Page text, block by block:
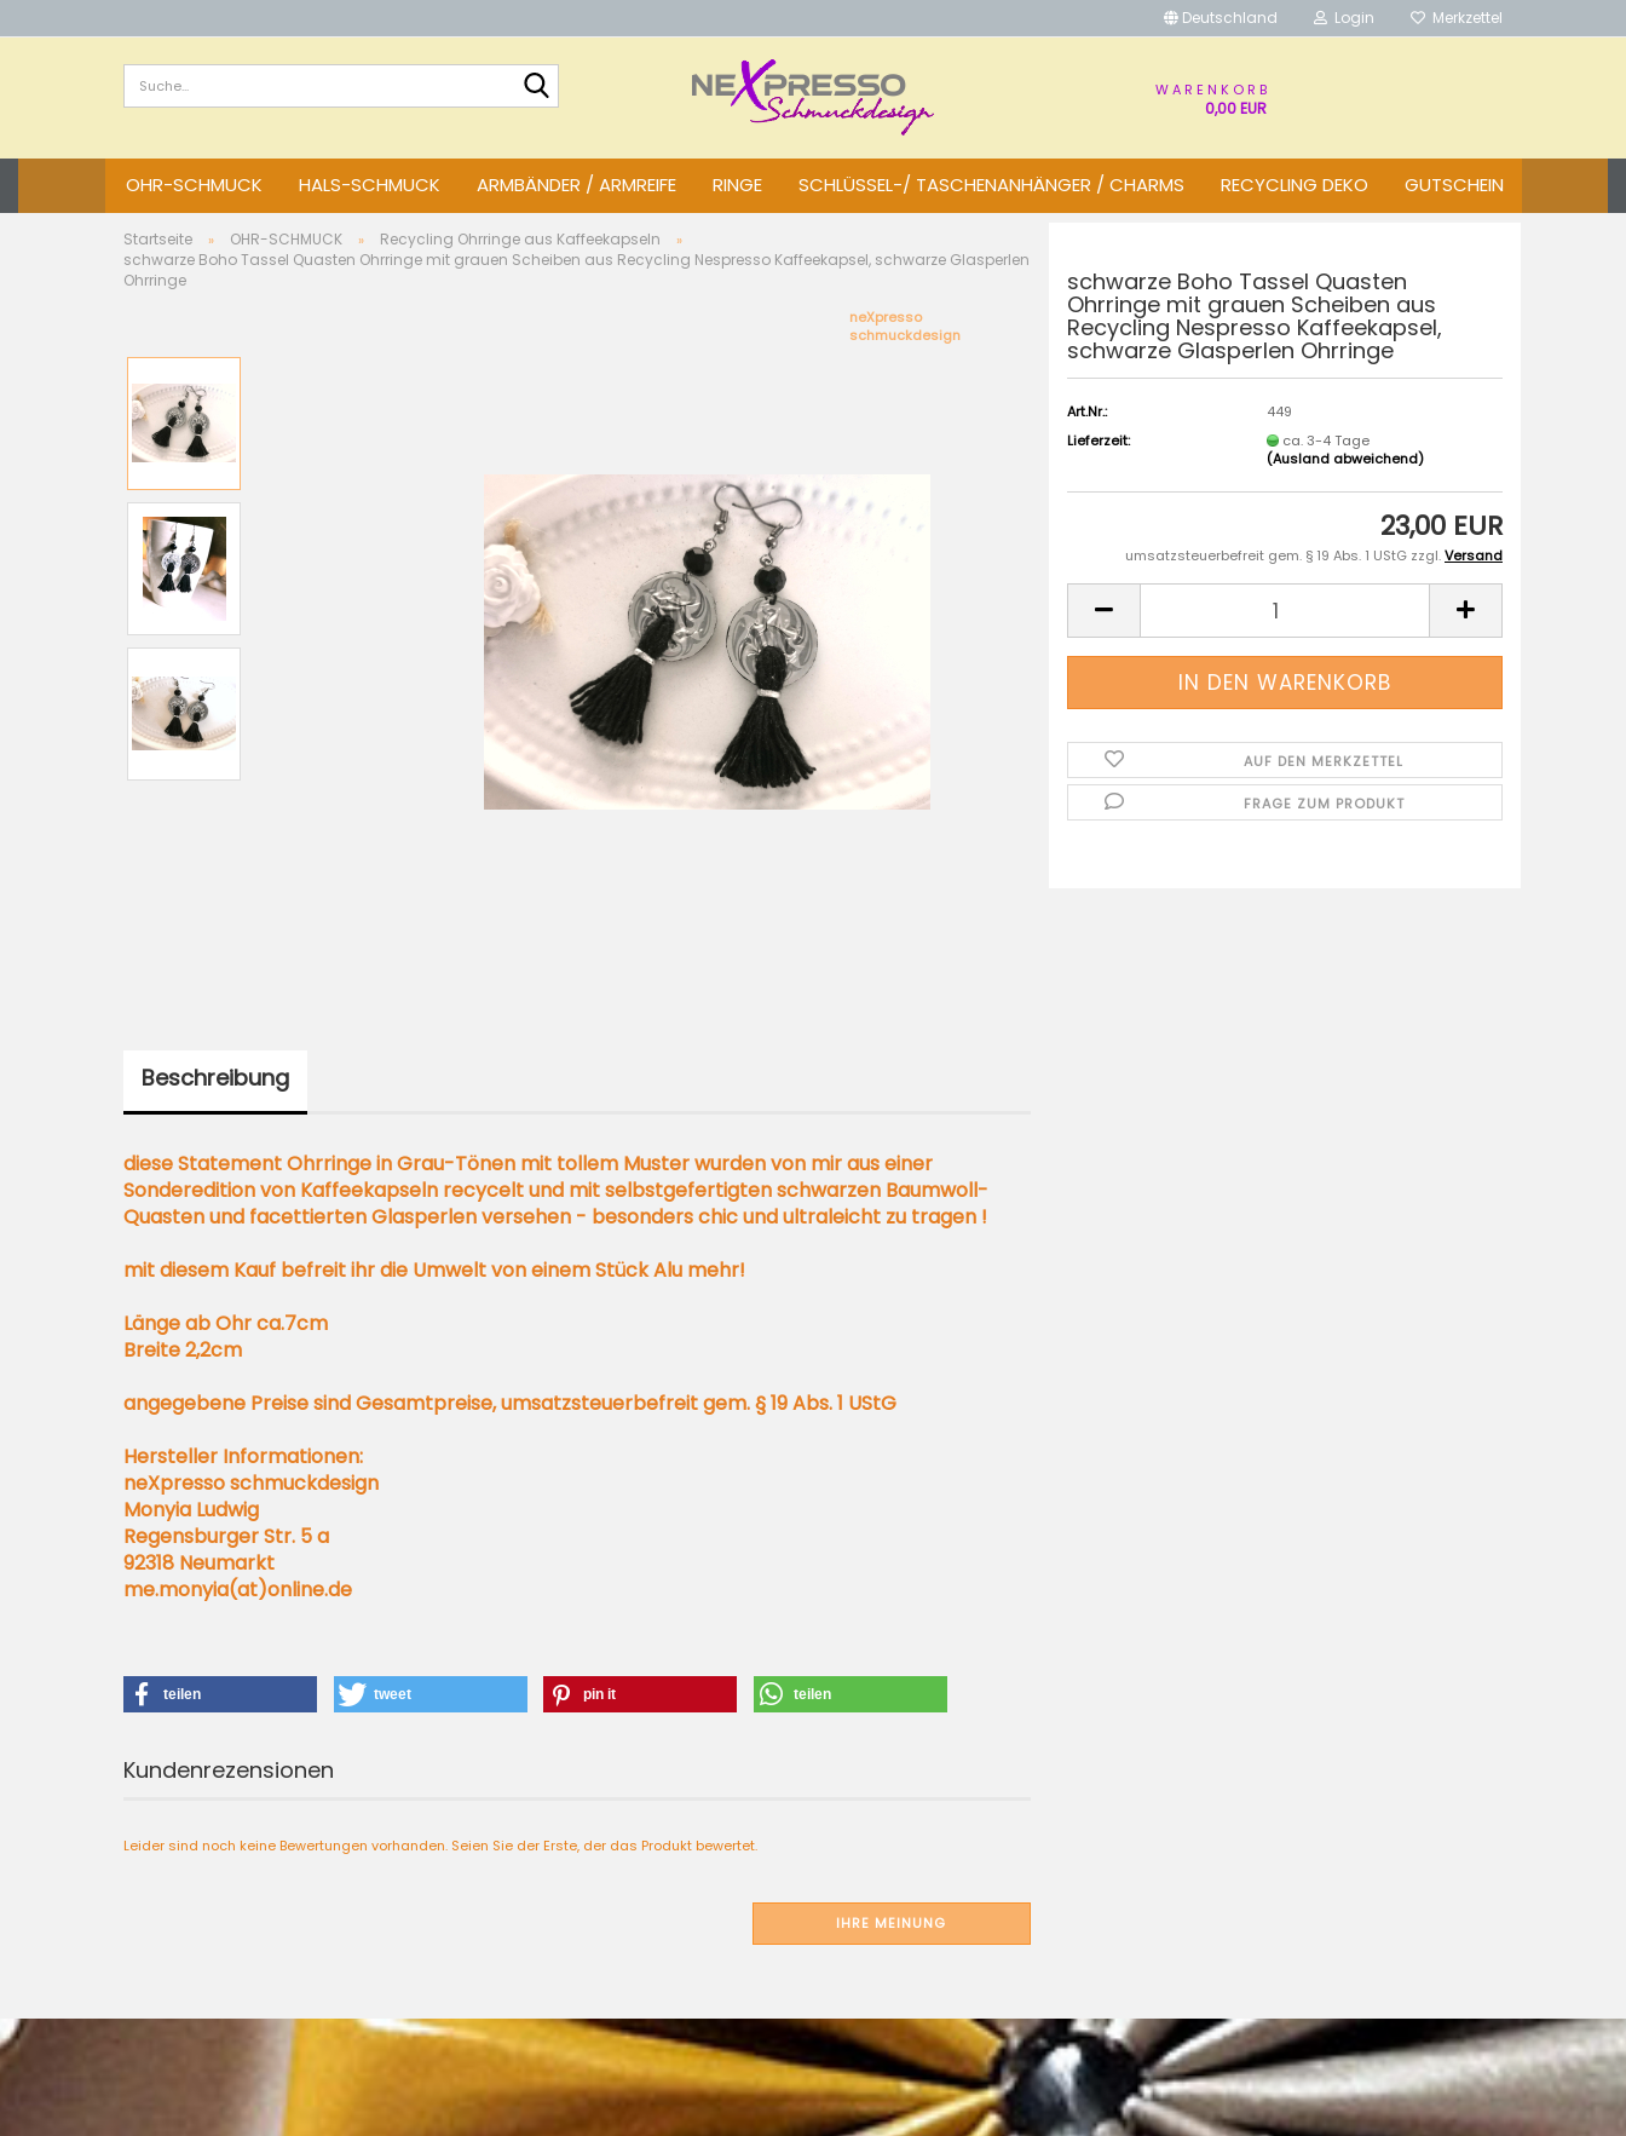
Deutschland Login Merkzettel
W A R E N K O R B
0,00 EUR
OHR-SCHMUCK HALS-SCHMUCK ARMBÄNDER / ARMREIFE RINGE SCHLÜSSEL-/ TASCHENANHÄNGER / CHARMS RECYCLING DEKO GUTSCHEIN
Startseite » OHR-SCHMUCK » Recycling Ohrringe aus Kaffeekapseln »
schwarze Boho Tassel Quasten Ohrringe mit grauen Scheiben aus Recycling Nespresso Kaffeekapsel, schwarze Glasperlen
Ohrringe
neXpresso
schmuckdesign
schwarze Boho Tassel Quasten
Ohrringe mit grauen Scheiben aus
Recycling Nespresso Kaffeekapsel,
schwarze Glasperlen Ohrringe
Art.Nr.:
449
Lieferzeit:
ca. 3-4 Tage
(Ausland abweichend)
23,00 EUR
umsatzsteuerbefreit gem. § 19 Abs. 1 UStG zzgl.Versand
AUF DEN MERKZETTEL
FRAGE ZUM PRODUKT
Beschreibung
diese Statement Ohrringe in Grau-Tönen mit tollem Muster wurden von mir aus einer
Sonderedition von Kaffeekapseln recycelt und mit selbstgefertigten schwarzen Baumwoll-
Quasten und facettierten Glasperlen versehen - besonders chic und ultraleicht zu tragen !
mit diesem Kauf befreit ihr die Umwelt von einem Stück Alu mehr!
Länge ab Ohr ca.7cm
Breite 2,2cm
angegebene Preise sind Gesamtpreise, umsatzsteuerbefreit gem. § 19 Abs. 1 UStG
Hersteller Informationen:
neXpresso schmuckdesign
Monyia Ludwig
Regensburger Str. 5 a
92318 Neumarkt
me.monyia(at)online.de
teilen tweet pin it teilen
Kundenrezensionen
Leider sind noch keine Bewertungen vorhanden. Seien Sie der Erste, der das Produkt bewertet.
IHRE MEINUNG